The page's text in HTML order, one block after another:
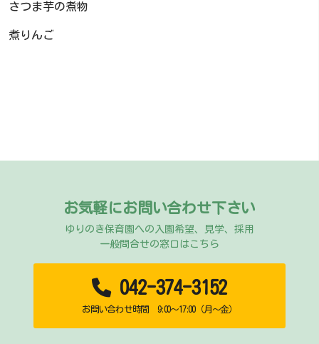
さつま芋の煮物
煮りんご
お気軽にお問い合わせ下さい
ゆりのき保育園への入園希望、見学、採用
一般問合せの窓口はこちら
042-374-3152
お問い合わせ時間 9:00～17:00（月～金）